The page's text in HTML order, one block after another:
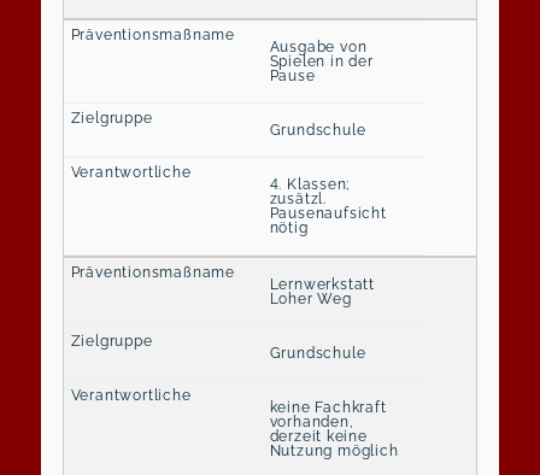
Ausgabe von
Spielen in der
Pause
Grundschule
4. Klassen;
zusätzl.
Pausenaufsicht
nötig
Lernwerkstatt
Loher Weg
Grundschule
keine Fachkraft
vorhanden,
derzeit keine
Nutzung möglich